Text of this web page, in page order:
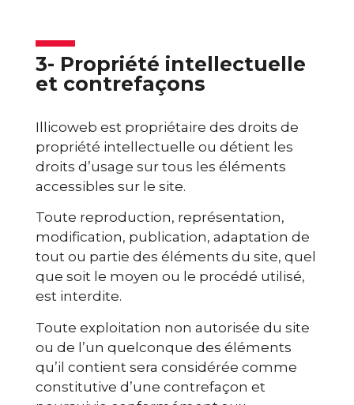
3- Propriété intellectuelle
et contrefaçons
Illicoweb est propriétaire des droits de
propriété intellectuelle ou détient les
droits d’usage sur tous les éléments
accessibles sur le site.
Toute reproduction, représentation,
modification, publication, adaptation de
tout ou partie des éléments du site, quel
que soit le moyen ou le procédé utilisé,
est interdite.
Toute exploitation non autorisée du site
ou de l’un quelconque des éléments
qu’il contient sera considérée comme
constitutive d’une contrefaçon et